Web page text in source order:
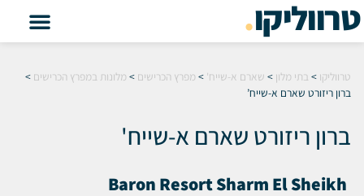
טרווליקו.
טרווליקו > בתי מלון > שארם א-שייח' > מפרץ הכרישים > מלונות במפרץ הכרישים >
ברון ריזורט שארם א-שייח’
ברון ריזורט שארם א-שייח'
Baron Resort Sharm El Sheikh